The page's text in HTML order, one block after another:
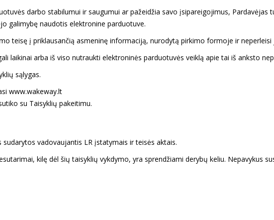
darbo stabilumui ir saugumui ar pažeidžia savo įsipareigojimus, Pardavėjas
galimybę naudotis elektronine parduotuve.
teisę į priklausančią asmeninę informaciją, nurodytą pirkimo formoje ir
laikinai arba iš viso nutraukti elektroninės parduotuvės veiklą apie tai iš anksto
sąlygas.
www.wakeway.lt
su Taisyklių pakeitimu.
vadovaujantis LR įstatymais ir teisės aktais.
kilę dėl šių taisyklių vykdymo, yra sprendžiami derybų keliu. Nepavykus